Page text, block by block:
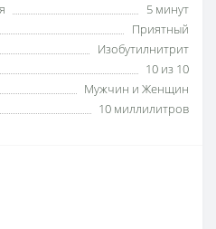
5 минут
Приятный
Изобутилнитрит
10 из 10
Мужчин и Женщин
10 миллилитров